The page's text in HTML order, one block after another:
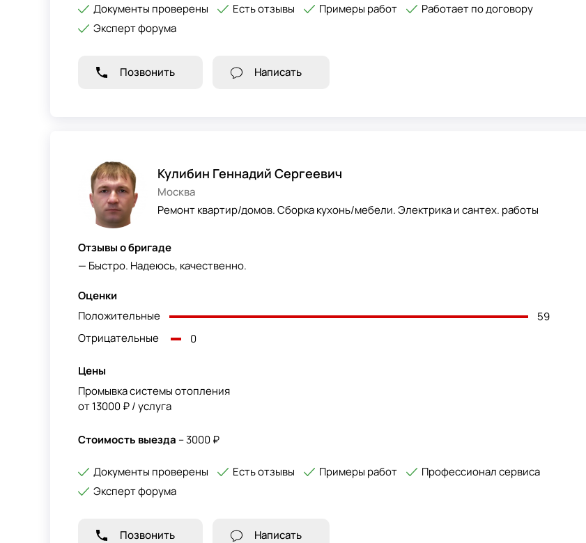
Документы проверены Есть отзывы Примеры работ
Работает по договору
Эксперт форума
Позвонить Написать
Кулибин Геннадий Сергеевич
Москва
Ремонт квартир/домов. Сборка кухонь/мебели. Электрика и сантех. работы
Отзывы о бригаде
— Быстро. Надеюсь, качественно.
Оценки
Положительные
59
Отрицательные
0
Цены
Промывка системы отопления
от 13000 ₽ / услуга
Стоимость выезда – 3000 ₽
Документы проверены Есть отзывы Примеры работ
Профессионал сервиса
Эксперт форума
Позвонить Написать